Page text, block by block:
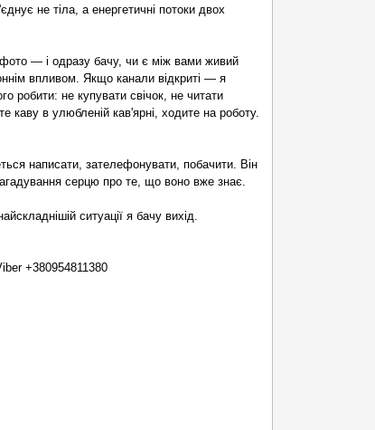
не тіла, а енергетичні потоки двох
— і одразу бачу, чи є між вами живий
впливом. Якщо канали відкриті — я
робити: не купувати свічок, не читати
в улюбленій кав'ярні, ходите на роботу.
написати, зателефонувати, побачити. Він
серцю про те, що воно вже знає.
ситуації я бачу вихід.
+380954811380